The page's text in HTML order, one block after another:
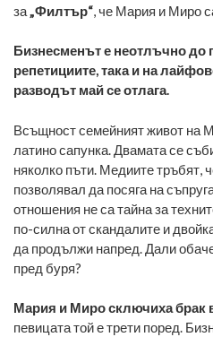
за„Филтър“, че Мария и Миро
Бизнесменът е неотлъчно до
репетициите, така и на
разводът май се отлага.
Всъщност семейният живот на
латино сапунка. Двамата се
няколко пъти. Медиите тръбят,
позволявал да посяга на
отношения не са тайна за
по-силна от скандалите и
да продължи напред. Дали
пред буря?
Мария и Миро сключиха брак
певицата той е трети поред.